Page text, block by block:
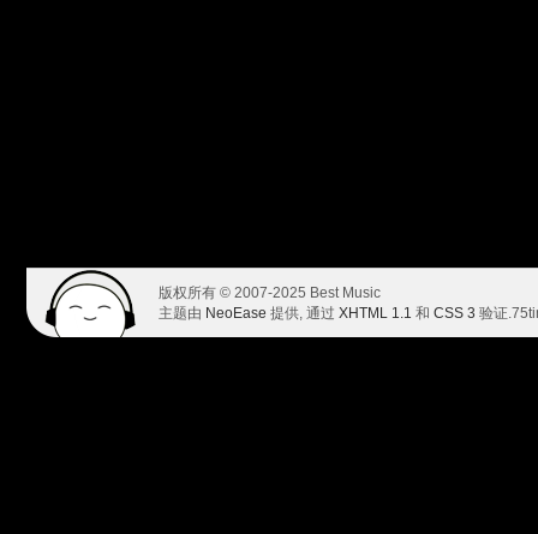
版权所有 © 2007-2025 Best Music
主题由 NeoEase 提供, 通过 XHTML 1.1 和 CSS 3 验证.